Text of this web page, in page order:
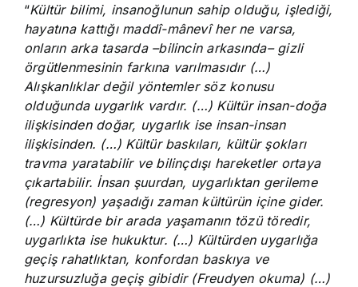
“Kültür bilimi, insanoğlunun sahip olduğu, işlediği,
hayatına kattığı maddî-mânevî her ne varsa,
onların arka tasarda –bilincin arkasında– gizli
örgütlenmesinin farkına varılmasıdır (…)
Alışkanlıklar değil yöntemler söz konusu
olduğunda uygarlık vardır. (…) Kültür insan-doğa
ilişkisinden doğar, uygarlık ise insan-insan
ilişkisinden. (…) Kültür baskıları, kültür şokları
travma yaratabilir ve bilinçdışı hareketler ortaya
çıkartabilir. İnsan şuurdan, uygarlıktan gerileme
(regresyon) yaşadığı zaman kültürün içine gider.
(…) Kültürde bir arada yaşamanın tözü töredir,
uygarlıkta ise hukuktur. (…) Kültürden uygarlığa
geçiş rahatlıktan, konfordan baskıya ve
huzursuzluğa geçiş gibidir (Freudyen okuma) (…)